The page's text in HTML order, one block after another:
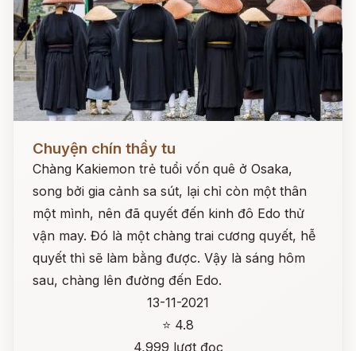
Chuyện chín thầy tu
Chàng Kakiemon trẻ tuổi vốn quê ở Osaka,
song bởi gia cảnh sa sút, lại chỉ còn một thân
một mình, nên đã quyết đến kinh đô Edo thử
vận may. Đó là một chàng trai cương quyết, hễ
quyết thì sẽ làm bằng được. Vậy là sáng hôm
sau, chàng lên đường đến Edo.
13-11-2021
⭐ 4.8
4,999 lượt đọc